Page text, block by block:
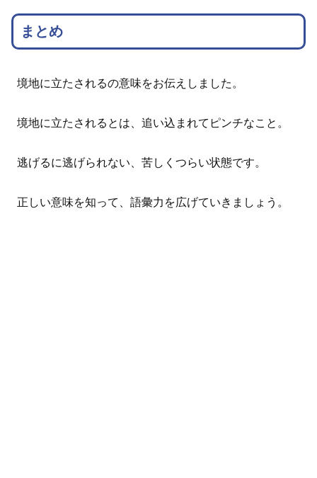
まとめ
境地に立たされるの意味をお伝えしました。
境地に立たされるとは、追い込まれてピンチなこと。
逃げるに逃げられない、苦しくつらい状態です。
正しい意味を知って、語彙力を広げていきましょう。